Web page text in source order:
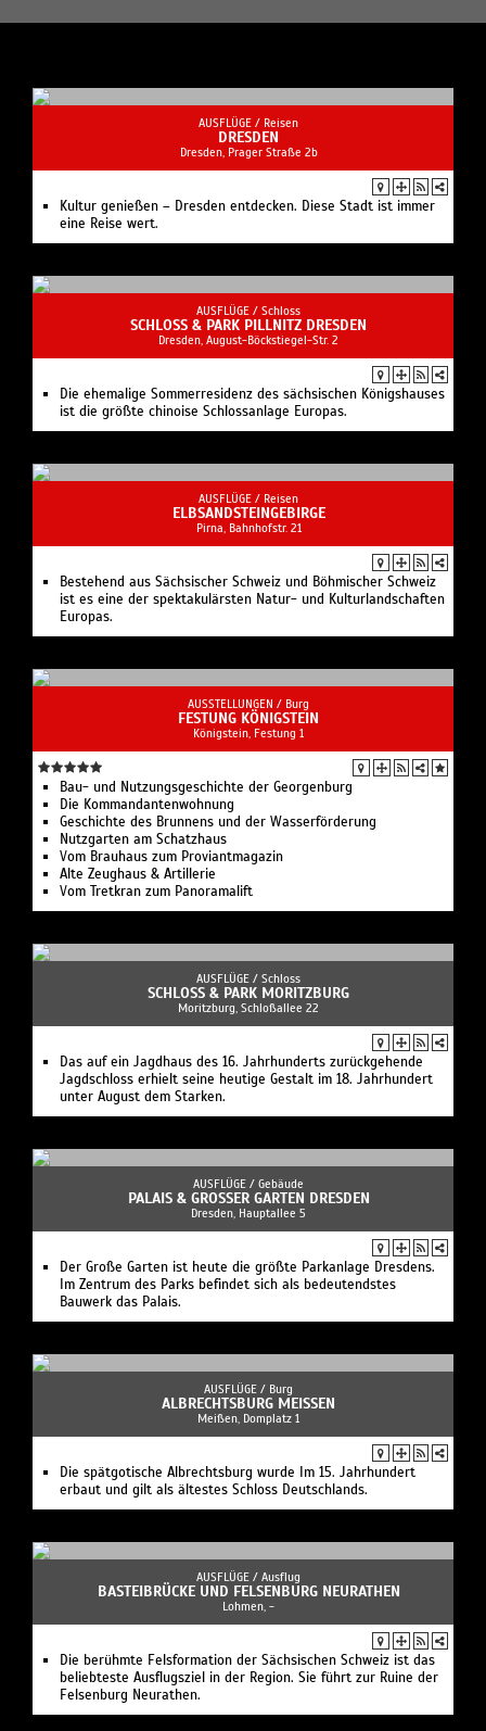
AUSFLÜGE / Reisen
DRESDEN
Dresden, Prager Straße 2b
Kultur genießen – Dresden entdecken. Diese Stadt ist immer
eine Reise wert.
AUSFLÜGE / Schloss
SCHLOSS & PARK PILLNITZ DRESDEN
Dresden, August-Böckstiegel-Str. 2
Die ehemalige Sommerresidenz des sächsischen Königshauses
ist die größte chinoise Schlossanlage Europas.
AUSFLÜGE / Reisen
ELBSANDSTEINGEBIRGE
Pirna, Bahnhofstr. 21
Bestehend aus Sächsischer Schweiz und Böhmischer Schweiz
ist es eine der spektakulärsten Natur- und Kulturlandschaften
Europas.
AUSSTELLUNGEN / Burg
FESTUNG KÖNIGSTEIN
Königstein, Festung 1
Bau- und Nutzungsgeschichte der Georgenburg
Die Kommandantenwohnung
Geschichte des Brunnens und der Wasserförderung
Nutzgarten am Schatzhaus
Vom Brauhaus zum Proviantmagazin
Alte Zeughaus & Artillerie
Vom Tretkran zum Panoramalift
AUSFLÜGE / Schloss
SCHLOSS & PARK MORITZBURG
Moritzburg, Schloßallee 22
Das auf ein Jagdhaus des 16. Jahrhunderts zurückgehende
Jagdschloss erhielt seine heutige Gestalt im 18. Jahrhundert
unter August dem Starken.
AUSFLÜGE / Gebäude
PALAIS & GROSSER GARTEN DRESDEN
Dresden, Hauptallee 5
Der Große Garten ist heute die größte Parkanlage Dresdens.
Im Zentrum des Parks befindet sich als bedeutendstes
Bauwerk das Palais.
AUSFLÜGE / Burg
ALBRECHTSBURG MEISSEN
Meißen, Domplatz 1
Die spätgotische Albrechtsburg wurde Im 15. Jahrhundert
erbaut und gilt als ältestes Schloss Deutschlands.
AUSFLÜGE / Ausflug
BASTEIBRÜCKE UND FELSENBURG NEURATHEN
Lohmen, -
Die berühmte Felsformation der Sächsischen Schweiz ist das
beliebteste Ausflugsziel in der Region. Sie führt zur Ruine der
Felsenburg Neurathen.